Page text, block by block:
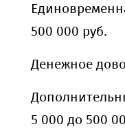
500 000 руб.
Денежное
5 000 до 500